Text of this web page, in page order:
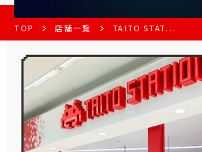
TOP 店舗一覧 TAITO STAT...